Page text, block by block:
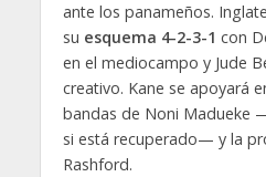
ante los panameños.
su esquema 4-2-3-1 con
en el mediocampo y Jude
creativo. Kane se apoyará
bandas de Noni Madueke
si está recuperado— y la
Rashford.